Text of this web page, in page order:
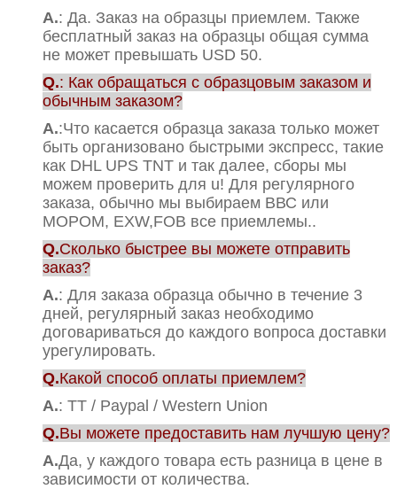
А.: Да. Заказ на образцы приемлем. Также
бесплатный заказ на образцы общая сумма
не может превышать USD 50.
Q.: Как обращаться с образцовым заказом и
обычным заказом?
А.:Что касается образца заказа только может
быть организовано быстрыми экспресс, такие
как DHL UPS TNT и так далее, сборы мы
можем проверить для u! Для регулярного
заказа, обычно мы выбираем ВВС или
МОРОМ, EXW,FOB все приемлемы..
Q.Сколько быстрее вы можете отправить
заказ?
А.: Для заказа образца обычно в течение 3
дней, регулярный заказ необходимо
договариваться до каждого вопроса доставки
урегулировать.
Q.Какой способ оплаты приемлем?
А.: TT / Paypal / Western Union
Q.Вы можете предоставить нам лучшую цену?
А.Да, у каждого товара есть разница в цене в
зависимости от количества.